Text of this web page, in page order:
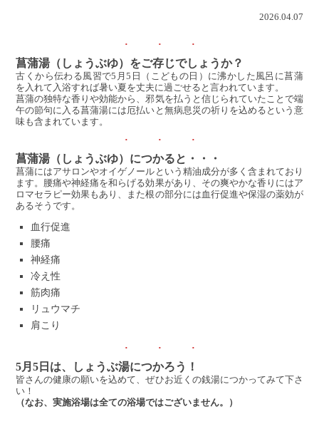
2026.04.07
菖蒲湯（しょうぶゆ）をご存じでしょうか？
古くから伝わる風習で5月5日（こどもの日）に沸かした風呂に菖蒲
を入れて入浴すれば暑い夏を丈夫に過ごせると言われています。
菖蒲の独特な香りや効能から、邪気を払うと信じられていたことで端
午の節句に入る菖蒲湯には厄払いと無病息災の祈りを込めるという意
味も含まれています。
菖蒲湯（しょうぶゆ）につかると・・・
菖蒲にはアサロンやオイゲノールという精油成分が多く含まれており
ます。腰痛や神経痛を和らげる効果があり、その爽やかな香りにはア
ロマセラピー効果もあり、また根の部分には血行促進や保湿の薬効が
あるそうです。
血行促進
腰痛
神経痛
冷え性
筋肉痛
リュウマチ
肩こり
5月5日は、しょうぶ湯につかろう！
皆さんの健康の願いを込めて、ぜひお近くの銭湯につかってみて下さ
い！
（なお、実施浴場は全ての浴場ではございません。）